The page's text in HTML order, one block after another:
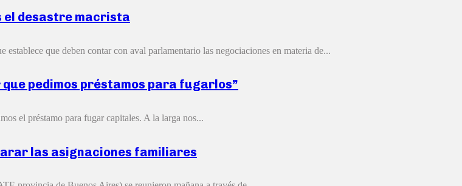
el desastre macrista
que deben contar con aval parlamentario las negociaciones en materia de...
pedimos préstamos para fugarlos”
el préstamo para fugar capitales. A la larga nos...
las asignaciones familiares